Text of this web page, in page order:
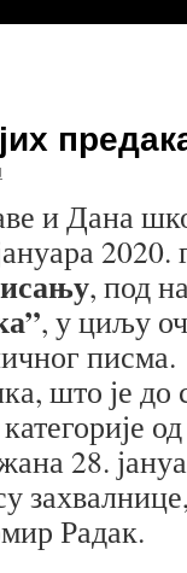
и Дана
2020.
, под
, у циљу
писма.
што је до
28.
Радак.